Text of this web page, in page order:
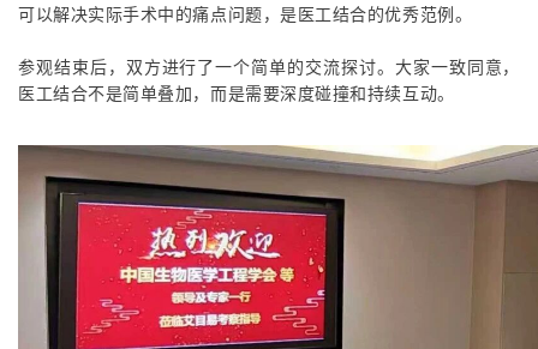
可以解决实际手术中的痛点问题，是医工结合的优秀范例。
参观结束后，双方进行了一个简单的交流探讨。大家一致同意，
医工结合不是简单叠加，而是需要深度碰撞和持续互动。